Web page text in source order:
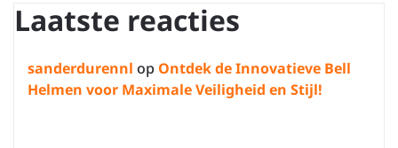
Laatste reacties
sanderdurennl op Ontdek de Innovatieve Bell
Helmen voor Maximale Veiligheid en Stijl!